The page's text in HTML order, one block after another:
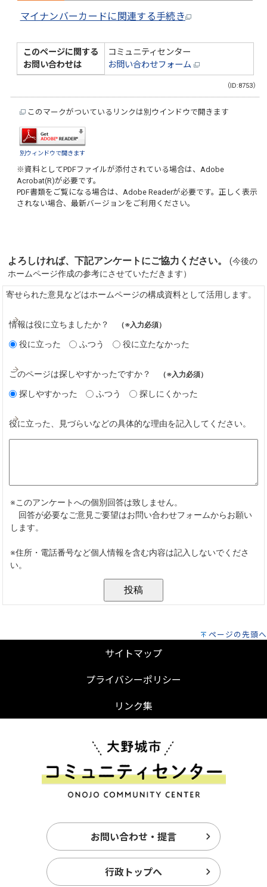
マイナンバーカードに関連する手続き
このページに関する
お問い合わせは
コミュニティセンター
お問い合わせフォーム
（ID:8753）
このマークがついているリンクは別ウインドウで開きます
別ウィンドウで開きます
※資料としてPDFファイルが添付されている場合は、 Adobe
Acrobat(R)が必要です。
PDF書類をご覧になる場合は、 Adobe Readerが必要です。正しく表示
されない場合、最新バージョンをご利用ください。
ページの先頭へ
サイトマップ
プライバシーポリシー
リンク集
お問い合わせ・提言
行政トップへ